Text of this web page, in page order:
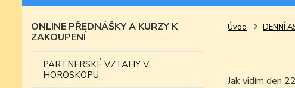
ONLINE PŘEDNÁŠKY A KURZY K
ZAKOUPENÍ
PARTNERSKÉ VZTAHY V
HOROSKOPU
Úvod DENNÍ
.
Jak vidím den